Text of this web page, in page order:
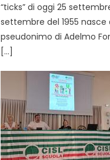
“ticks” di oggi 25
settembre del 1955 nasce
pseudonimo di Adelmo
[…]